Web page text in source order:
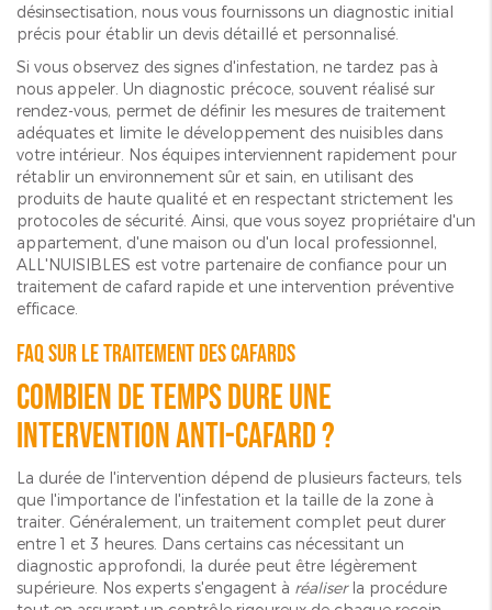
désinsectisation, nous vous fournissons un diagnostic initial
précis pour établir un devis détaillé et personnalisé.
Si vous observez des signes d'infestation, ne tardez pas à
nous appeler. Un diagnostic précoce, souvent réalisé sur
rendez-vous, permet de définir les mesures de traitement
adéquates et limite le développement des nuisibles dans
votre intérieur. Nos équipes interviennent rapidement pour
rétablir un environnement sûr et sain, en utilisant des
produits de haute qualité et en respectant strictement les
protocoles de sécurité. Ainsi, que vous soyez propriétaire d'un
appartement, d'une maison ou d'un local professionnel,
ALL'NUISIBLES est votre partenaire de confiance pour un
traitement de cafard rapide et une intervention préventive
efficace.
FAQ sur le traitement des cafards
Combien de temps dure une
intervention anti-cafard ?
La durée de l'intervention dépend de plusieurs facteurs, tels
que l'importance de l'infestation et la taille de la zone à
traiter. Généralement, un traitement complet peut durer
entre 1 et 3 heures. Dans certains cas nécessitant un
diagnostic approfondi, la durée peut être légèrement
supérieure. Nos experts s'engagent à réaliserla procédure